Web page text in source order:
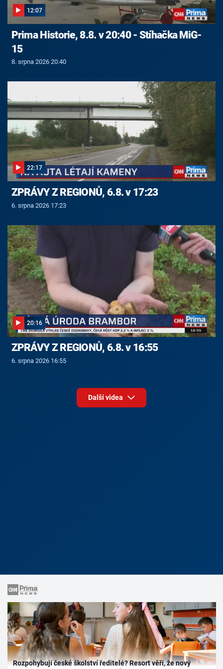
12:07
Prima Historie, 8.8. v 20:40 - Stíhačka MiG-
15
8. srpna 2026 20:40
22:17
ZPRÁVY Z REGIONŮ, 6.8. v 17:23
6. srpna 2026 17:23
20:16
ZPRÁVY Z REGIONŮ, 6.8. v 16:55
6. srpna 2026 16:55
Další videa
Rozpohybují české školství ředitelé? Resort věří, že nový